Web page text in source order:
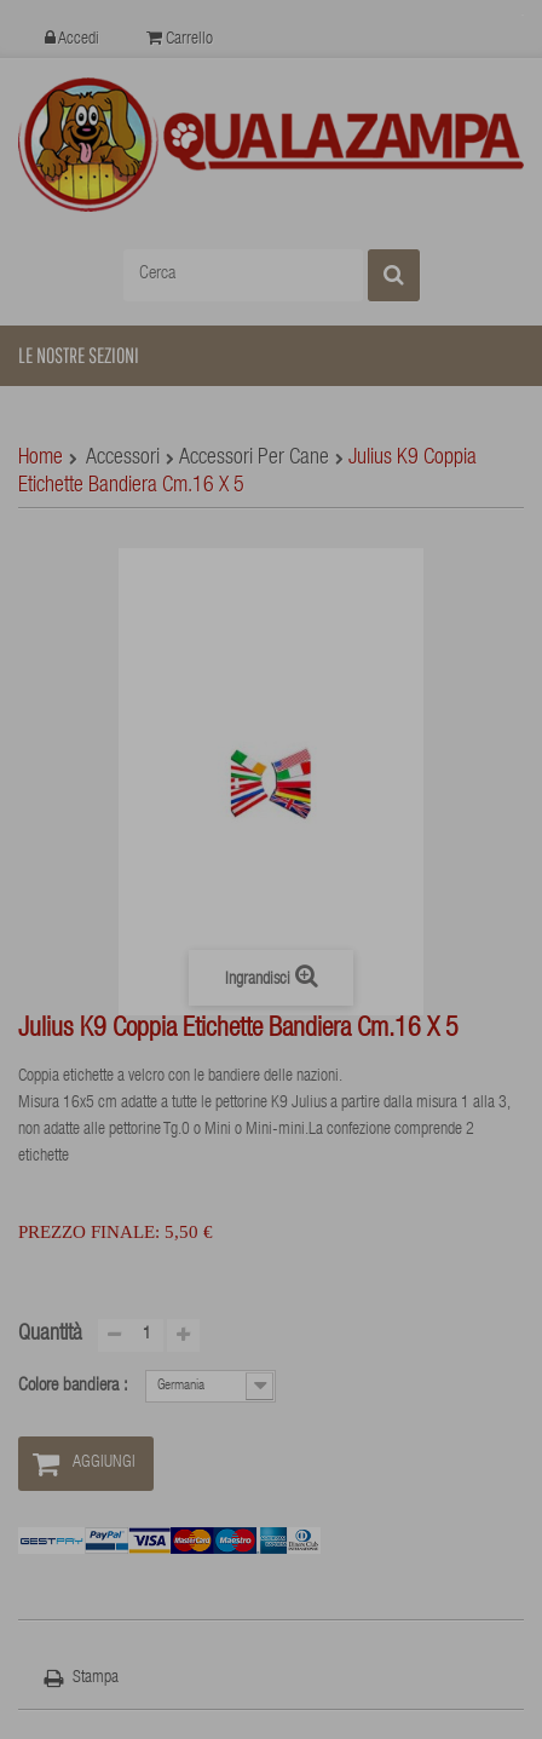
Accedi Carrello
LE NOSTRE SEZIONI
Home Accessori Accessori Per Cane
Julius K9 Coppia
Etichette Bandiera Cm.16 X 5
Ingrandisci
Julius K9 Coppia Etichette Bandiera Cm.16 X 5
Coppia etichette a velcro con le bandiere delle nazioni.
Misura 16x5 cm adatte a tutte le pettorine K9 Julius a partire dalla misura 1 alla 3,
non adatte alle pettorine Tg.0 o Mini o Mini-mini.La confezione comprende 2
etichette
PREZZO FINALE: 5,50 €
Quantità
Colore bandiera : Germania
AGGIUNGI
Stampa